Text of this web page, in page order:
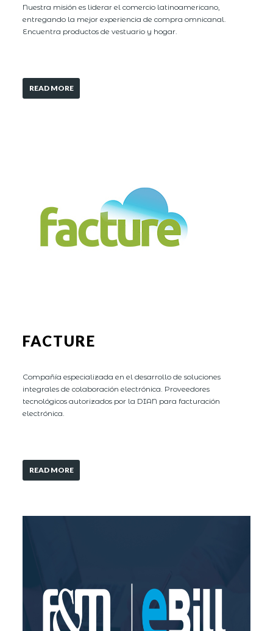
Nuestra misión es liderar el comercio latinoamericano,
entregando la mejor experiencia de compra omnicanal.
Encuentra productos de vestuario y hogar.
READ MORE
FACTURE
Compañía especializada en el desarrollo de soluciones
integrales de colaboración electrónica. Proveedores
tecnológicos autorizados por la DIAN para facturación
electrónica.
READ MORE